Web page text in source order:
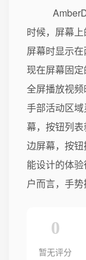
时候，屏幕
屏幕时显示
现在屏幕固
全屏播放视
手部活动区
幕，按钮列
边屏幕，按
能设计的体
户而言，手势
0
暂无评分